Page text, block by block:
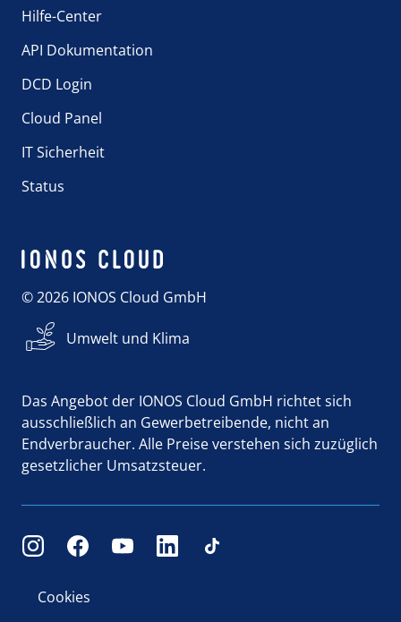
Hilfe-Center
API Dokumentation
DCD Login
Cloud Panel
IT Sicherheit
Status
© 2026 IONOS Cloud GmbH
Umwelt und Klima
Das Angebot der IONOS Cloud GmbH richtet sich
ausschließlich an Gewerbetreibende, nicht an
Endverbraucher. Alle Preise verstehen sich zuzüglich
gesetzlicher Umsatzsteuer.
Cookies